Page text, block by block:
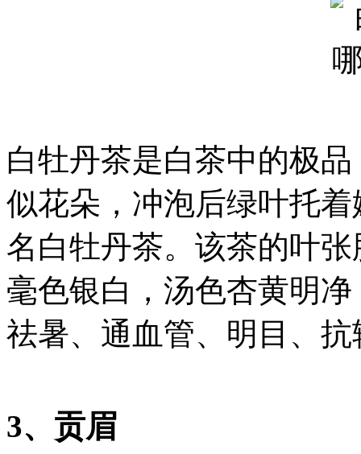
白牡丹茶是白茶中的极
似花朵，冲泡后绿叶托
名白牡丹茶。该茶的叶
毫色银白，汤色杏黄明
祛暑、通血管、明目、
3、贡眉